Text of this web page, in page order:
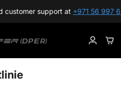
at+971 56 997 6244 !
Mon